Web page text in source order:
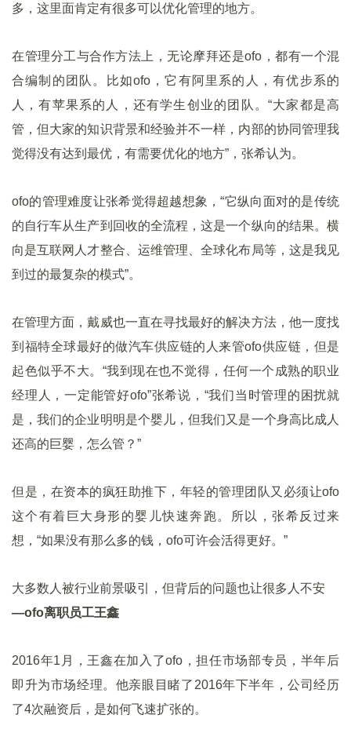
多，这里面肯定有很多可以优化管理的地方。
在管理分工与合作方法上，无论摩拜还是ofo，都有一个混
合编制的团队。比如ofo，它有阿里系的人，有优步系的
人，有苹果系的人，还有学生创业的团队。“大家都是高
管，但大家的知识背景和经验并不一样，内部的协同管理我
觉得没有达到最优，有需要优化的地方”，张希认为。
ofo的管理难度让张希觉得超越想象，“它纵向面对的是传统
的自行车从生产到回收的全流程，这是一个纵向的结果。横
向是互联网人才整合、运维管理、全球化布局等，这是我见
到过的最复杂的模式”。
在管理方面，戴威也一直在寻找最好的解决方法，他一度找
到福特全球最好的做汽车供应链的人来管ofo供应链，但是
起色似乎不大。“我到现在也不觉得，任何一个成熟的职业
经理人，一定能管好ofo”张希说，“我们当时管理的困扰就
是，我们的企业明明是个婴儿，但我们又是一个身高比成人
还高的巨婴，怎么管？”
但是，在资本的疯狂助推下，年轻的管理团队又必须让ofo
这个有着巨大身形的婴儿快速奔跑。所以，张希反过来
想，“如果没有那么多的钱，ofo可许会活得更好。”
大多数人被行业前景吸引，但背后的问题也让很多人不安
—ofo离职员工王鑫
2016年1月，王鑫在加入了ofo，担任市场部专员，半年后
即升为市场经理。他亲眼目睹了2016年下半年，公司经历
了4次融资后，是如何飞速扩张的。